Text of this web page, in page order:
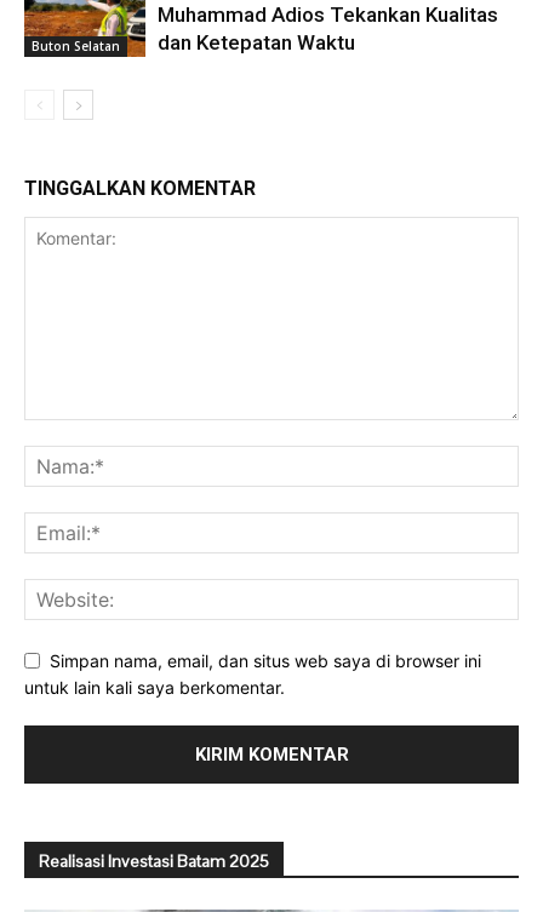
Buton Selatan
Muhammad Adios Tekankan Kualitas
dan Ketepatan Waktu
TINGGALKAN KOMENTAR
Simpan nama, email, dan situs web saya di browser ini
untuk lain kali saya berkomentar.
Realisasi Investasi Batam 2025